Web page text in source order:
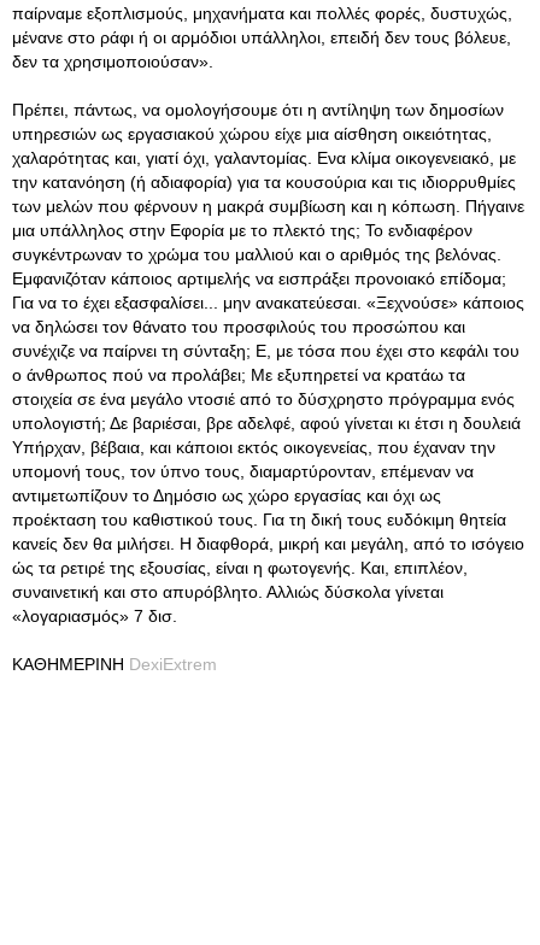
παίρναμε εξοπλισμούς, μηχανήματα και πολλές φορές, δυστυχώς,
μένανε στο ράφι ή οι αρμόδιοι υπάλληλοι, επειδή δεν τους βόλευε,
δεν τα χρησιμοποιούσαν».
Πρέπει, πάντως, να ομολογήσουμε ότι η αντίληψη των δημοσίων
υπηρεσιών ως εργασιακού χώρου είχε μια αίσθηση οικειότητας,
χαλαρότητας και, γιατί όχι, γαλαντομίας. Ενα κλίμα οικογενειακό, με
την κατανόηση (ή αδιαφορία) για τα κουσούρια και τις ιδιορρυθμίες
των μελών που φέρνουν η μακρά συμβίωση και η κόπωση. Πήγαινε
μια υπάλληλος στην Εφορία με το πλεκτό της; Το ενδιαφέρον
συγκέντρωναν το χρώμα του μαλλιού και ο αριθμός της βελόνας.
Εμφανιζόταν κάποιος αρτιμελής να εισπράξει προνοιακό επίδομα;
Για να το έχει εξασφαλίσει... μην ανακατεύεσαι. «Ξεχνούσε» κάποιος
να δηλώσει τον θάνατο του προσφιλούς του προσώπου και
συνέχιζε να παίρνει τη σύνταξη; Ε, με τόσα που έχει στο κεφάλι του
ο άνθρωπος πού να προλάβει; Με εξυπηρετεί να κρατάω τα
στοιχεία σε ένα μεγάλο ντοσιέ από το δύσχρηστο πρόγραμμα ενός
υπολογιστή; Δε βαριέσαι, βρε αδελφέ, αφού γίνεται κι έτσι η δουλειά
Υπήρχαν, βέβαια, και κάποιοι εκτός οικογενείας, που έχαναν την
υπομονή τους, τον ύπνο τους, διαμαρτύρονταν, επέμεναν να
αντιμετωπίζουν το Δημόσιο ως χώρο εργασίας και όχι ως
προέκταση του καθιστικού τους. Για τη δική τους ευδόκιμη θητεία
κανείς δεν θα μιλήσει. Η διαφθορά, μικρή και μεγάλη, από το ισόγειο
ώς τα ρετιρέ της εξουσίας, είναι η φωτογενής. Και, επιπλέον,
συναινετική και στο απυρόβλητο. Αλλιώς δύσκολα γίνεται
«λογαριασμός» 7 δισ.
ΚΑΘΗΜΕΡΙΝΗ DexiExtrem